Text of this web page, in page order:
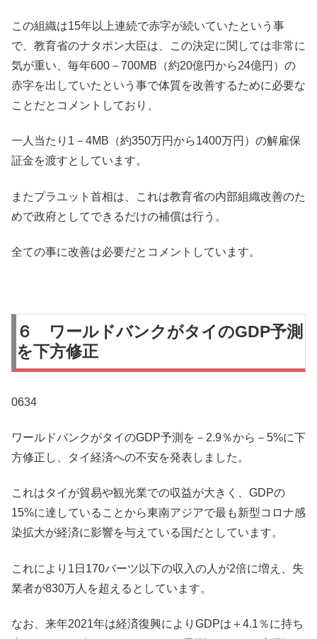
この組織は15年以上連続で赤字が続いていたという事
で、教育省のナタポン大臣は、この決定に関しては非常に
気が重い、毎年600－700MB（約20億円から24億円）の
赤字を出していたという事で体質を改善するために必要な
ことだとコメントしており、
一人当たり1－4MB（約350万円から1400万円）の解雇保
証金を渡すとしています。
またプラユット首相は、これは教育省の内部組織改善のた
めで政府としてできるだけの補償は行う。
全ての事に改善は必要だとコメントしています。
６ ワールドバンクがタイのGDP予測
を下方修正
0634
ワールドバンクがタイのGDP予測を－2.9％から－5%に下
方修正し、タイ経済への不安を発表しました。
これはタイが貿易や観光業での収益が大きく、GDPの
15%に達していることから東南アジアで最も新型コロナ感
染拡大が経済に影響を与えている国だとしています。
これにより1日170バーツ以下の収入の人が2倍に増え、失
業者が830万人を超えるとしています。
なお、来年2021年は経済復興によりGDPは＋4.1％に持ち